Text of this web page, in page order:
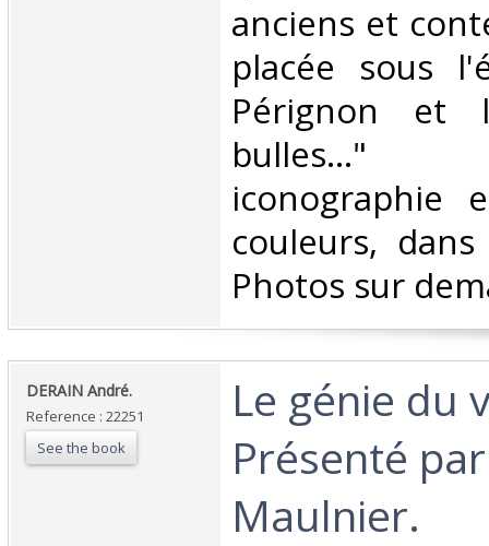
anciens et
placée sous
Pérignon et
bulles..."
couleurs,
Photos sur
‎DERAIN André.‎
Reference : 22251
See the book
‎Le génie du
Présenté
Maulnier.‎